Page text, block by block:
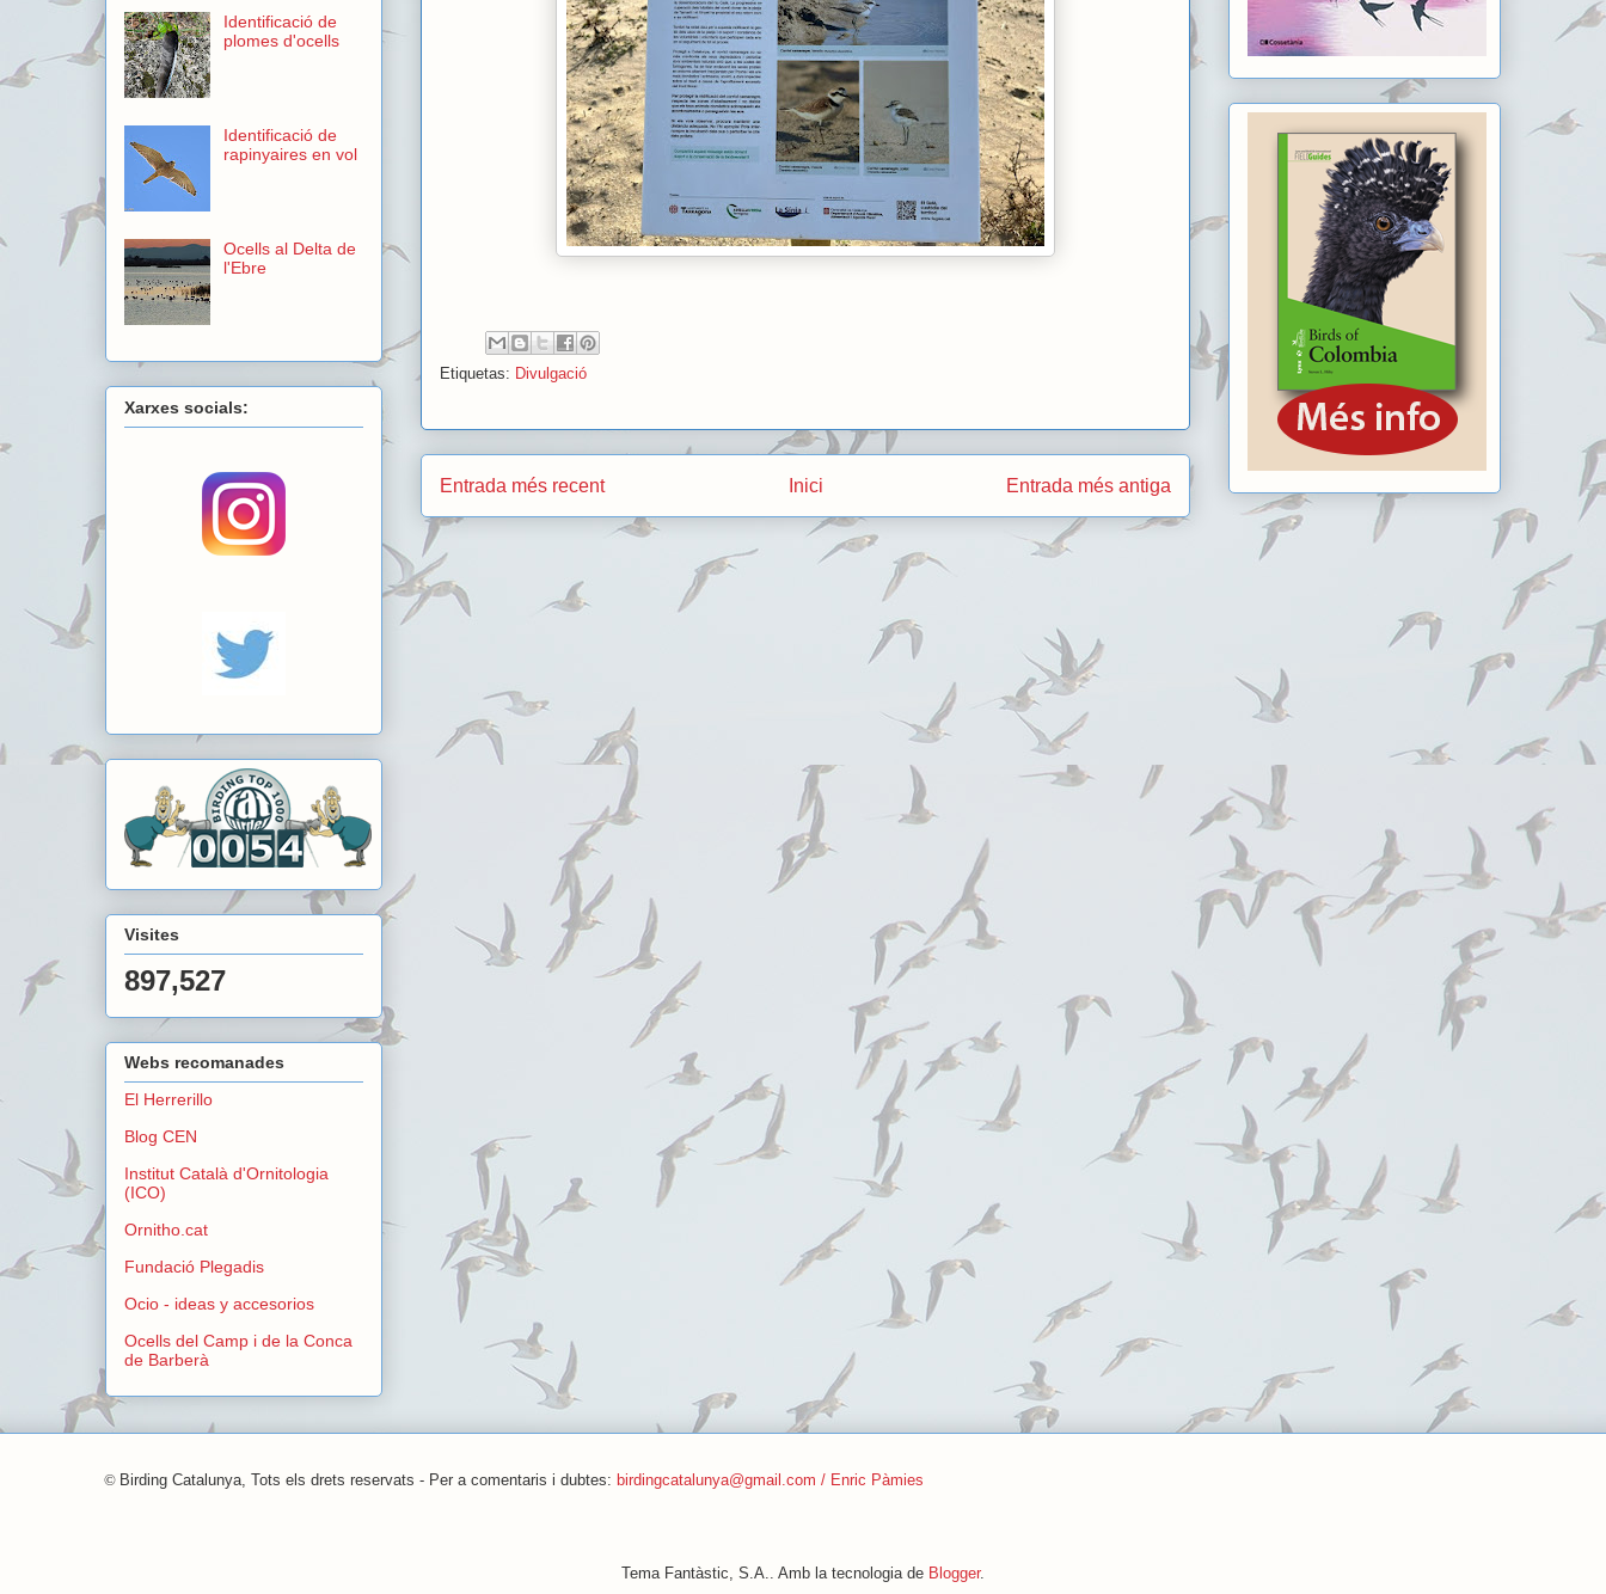
Etiquetas: Divulgació
Entrada més recent Entrada més antiga
Inici
Identificació de
plomes d'ocells
Identificació de
rapinyaires en vol
Ocells al Delta de
l'Ebre
Xarxes socials:
Visites
897,527
Webs recomanades
El Herrerillo
Blog CEN
Institut Català d'Ornitologia
(ICO)
Ornitho.cat
Fundació Plegadis
Ocio - ideas y accesorios
Ocells del Camp i de la Conca
de Barberà
© Birding Catalunya, Tots els drets reservats - Per a comentaris i dubtes: birdingcatalunya@gmail.com / Enric Pàmies
Tema Fantàstic, S.A.. Amb la tecnologia de Blogger.